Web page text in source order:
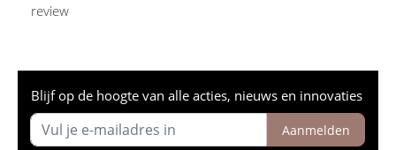
review
Blijf op de hoogte van alle acties, nieuws en innovaties
Aanmelden